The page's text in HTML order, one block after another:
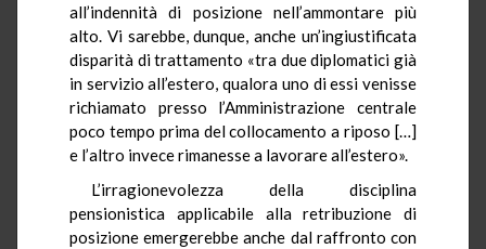
all’indennità di posizione nell’ammontare più
alto. Vi sarebbe, dunque, anche un’ingiustificata
disparità di trattamento «tra due diplomatici già
in servizio all’estero, qualora uno di essi venisse
richiamato presso l’Amministrazione centrale
poco tempo prima del collocamento a riposo […]
e l’altro invece rimanesse a lavorare all’estero».
L’irragionevolezza della disciplina
pensionistica applicabile alla retribuzione di
posizione emergerebbe anche dal raffronto con